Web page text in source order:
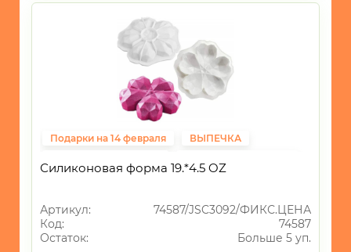
Подарки на 14 февраля
ВЫПЕЧКА
Силиконовая форма 19.*4.5 OZ
Артикул:
74587/JSC3092/ФИКС.ЦЕНА
Код:
74587
Остаток:
Больше 5 уп.